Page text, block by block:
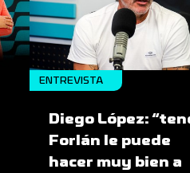
ENTREVISTA
Diego López:
Forlán le puede
hacer muy bien a